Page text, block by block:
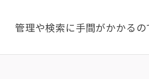
管理や検索に手間がかかる